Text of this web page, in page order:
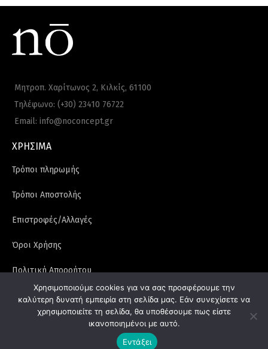
Μητροπ. Χαρίτωνος 2, Κιλκίς, 61100
Τηλέφωνο: (+30) 23410 76722
Email: info@noconcept.gr
ΧΡΗΣΙΜΑ
Τρόποι πληρωμής
Τρόποι Αποστολής
Επιστροφές/Αλλαγές
Όροι Χρήσης
Πολιτική Απορρήτου
Κάντε εγγραφή στο newsletter μας και κερδίστε -5% στην πρώτη σας online
παραγγελία
Χρησιμοποιούμε cookies για να σας προσφέρουμε την
καλύτερη δυνατή εμπειρία στη σελίδα μας. Εάν συνεχίσετε να
χρησιμοποιείτε τη σελίδα, θα υποθέσουμε πως είστε
ικανοποιημένοι με αυτό.
Εντάξει